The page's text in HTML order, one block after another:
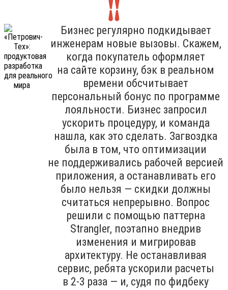
Бизнес регулярно подкидывает
инженерам новые вызовы. Скажем,
когда покупатель оформляет
на сайте корзину, бэк в реальном
времени обсчитывает
персональный бонус по программе
лояльности. Бизнес запросил
ускорить процедуру, и команда
нашла, как это сделать. Загвоздка
была в том, что оптимизации
не поддерживались рабочей версией
приложения, а останавливать его
было нельзя — скидки должны
считаться непрерывно. Вопрос
решили с помощью паттерна
Strangler, поэтапно внедрив
изменения и мигрировав
архитектуру. Не останавливая
сервис, ребята ускорили расчеты
в 2‑3 раза — и, судя по фидбеку